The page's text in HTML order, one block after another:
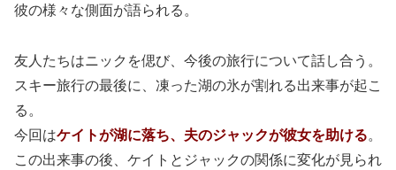
彼の様々な側面が語られる。
友人たちはニックを偲び、今後の旅行について話し合う。
スキー旅行の最後に、凍った湖の氷が割れる出来事が起こ
る。
今回はケイトが湖に落ち、夫のジャックが彼女を助ける
この出来事の後、ケイトとジャックの関係に変化が見られ